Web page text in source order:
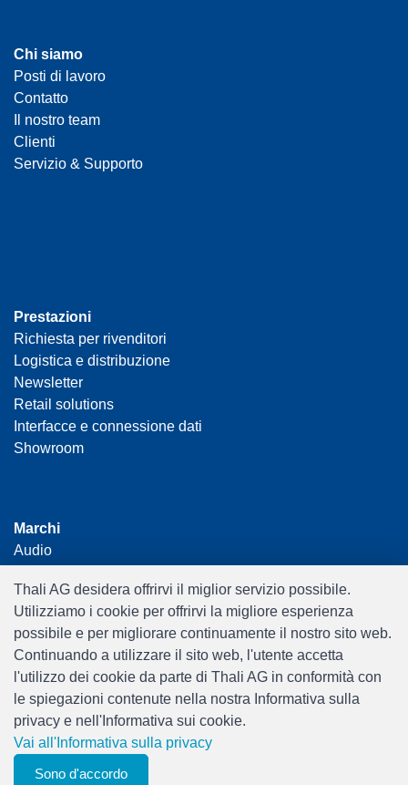
Chi siamo
Posti di lavoro
Contatto
Il nostro team
Clienti
Servizio & Supporto
Prestazioni
Richiesta per rivenditori
Logistica e distribuzione
Newsletter
Retail solutions
Interfacce e connessione dati
Showroom
Marchi
Audio
Elettronica
Foto & Video
Tempo Libero & Hobby
Gaming
Casalinga
Home Office & Business
Merchandising
Smart Home
Giocattoli
Thali AG desidera offrirvi il miglior servizio possibile.
Utilizziamo i cookie per offrirvi la migliore esperienza
possibile e per migliorare continuamente il nostro sito web.
Continuando a utilizzare il sito web, l'utente accetta
l'utilizzo dei cookie da parte di Thali AG in conformità con
le spiegazioni contenute nella nostra Informativa sulla
privacy e nell'Informativa sui cookie.
Vai all'Informativa sulla privacy
Sono d'accordo